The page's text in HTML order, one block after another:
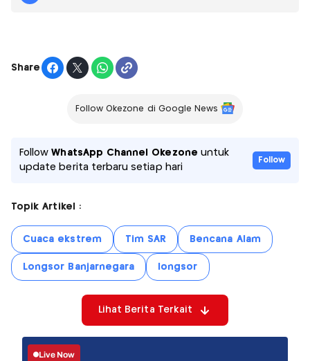
Share
Follow Okezone di Google News
FollowWhatsApp Channel Okezone untuk
update berita terbaru setiap hari
Follow
Topik Artikel :
Cuaca ekstrem Tim SAR Bencana Alam
Longsor Banjarnegara longsor
Lihat Berita Terkait
Live Now